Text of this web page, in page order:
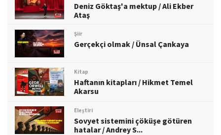
Deniz Göktaş'a mektup / Ali Ekber
Ataş
Şiir
Gerçekçi olmak / Ünsal Çankaya
Kitap
Haftanın kitapları / Hikmet Temel
Akarsu
Eleştiri
Sovyet sistemini çöküşe götüren
hatalar / Andrey S...